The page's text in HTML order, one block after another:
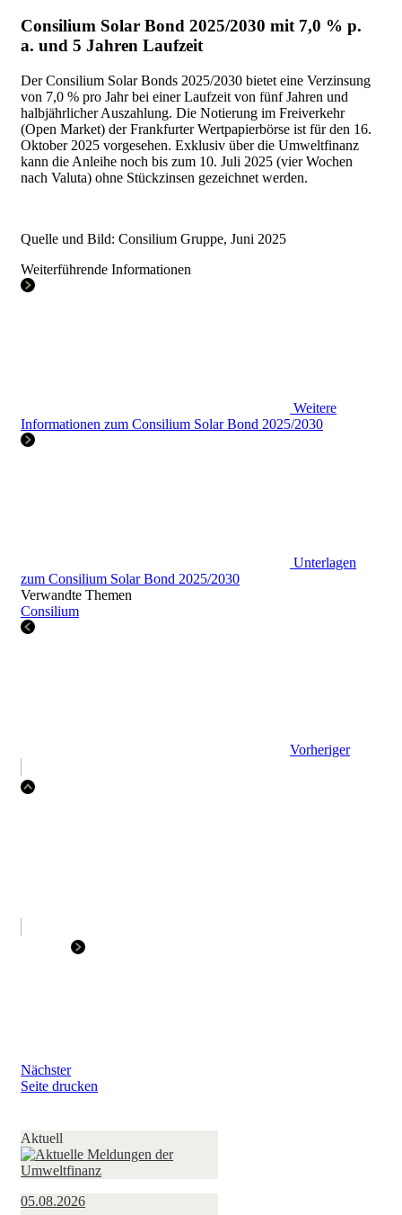
Consilium Solar Bond 2025/2030 mit 7,0 % p.
a. und 5 Jahren Laufzeit
Der Consilium Solar Bonds 2025/2030 bietet eine Verzinsung
von 7,0 % pro Jahr bei einer Laufzeit von fünf Jahren und
halbjährlicher Auszahlung. Die Notierung im Freiverkehr
(Open Market) der Frankfurter Wertpapierbörse ist für den 16.
Oktober 2025 vorgesehen. Exklusiv über die Umweltfinanz
kann die Anleihe noch bis zum 10. Juli 2025 (vier Wochen
nach Valuta) ohne Stückzinsen gezeichnet werden.
Quelle und Bild: Consilium Gruppe, Juni 2025
Weiterführende Informationen
Weitere
Informationen zum Consilium Solar Bond 2025/2030
Unterlagen
zum Consilium Solar Bond 2025/2030
Verwandte Themen
Consilium
Vorheriger
Nächster
Seite drucken
Aktuell
05.08.2026